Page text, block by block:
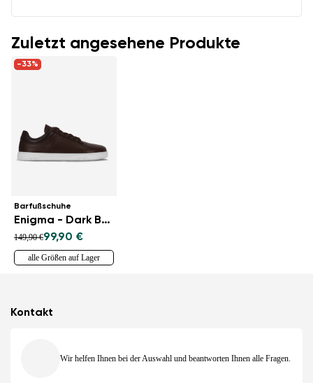
Zuletzt angesehene Produkte
-33%
Barfußschuhe
Enigma - Dark Brown
149,90 €99,90 €
alle Größen auf Lager
Kontakt
Wir helfen Ihnen bei der Auswahl und beantworten Ihnen alle Fragen.